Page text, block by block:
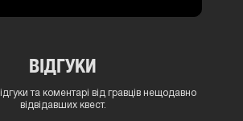
ВІДГУКИ
та коментарі від гравців нещодавно
відвідавших квест.